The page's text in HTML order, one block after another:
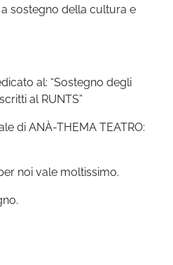
sostegno della cultura e
al: “Sostegno degli
al RUNTS”
di ANÀ-THEMA TEATRO:
noi vale moltissimo.